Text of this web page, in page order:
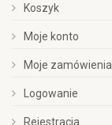
Koszyk
Moje konto
Moje zamówienia
Logowanie
Rejestracja